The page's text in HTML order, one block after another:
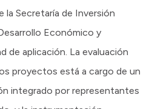
la Secretaría de Inversión
Económico y
de aplicación. La evaluación
proyectos está a cargo de un
integrado por representantes